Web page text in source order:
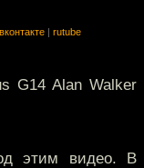
вконтакте rutube
G14 Alan Walker
этим видео. В